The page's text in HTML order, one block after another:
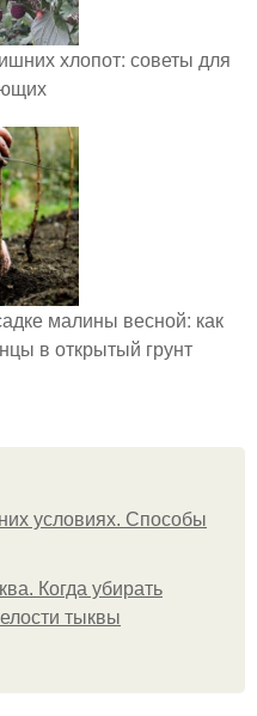
хлопот: советы для
малины весной: как
в открытый грунт
условиях. Способы
Когда убирать
тыквы